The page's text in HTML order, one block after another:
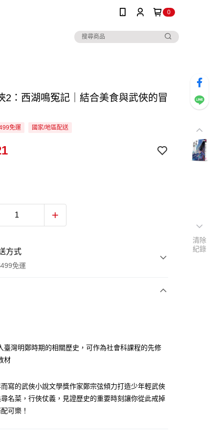
0
2：西湖鳴冤記｜結合美食與武俠的冒
免運 國家/地區配送
方式
免運
款
臺灣明鄭時期的相關歷史，可作為社會科課程的先修
材
寫的武俠小說文學獎作家鄭宗弦傾力打造少年輕武俠
名菜，行俠仗義，見證歷史的重要時刻讓你從此戒掉
可樂！
清除
紀錄